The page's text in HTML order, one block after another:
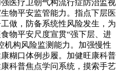
医疗卫朝气构流行症防治监视
物平安监管能力。指点下层医
做，防备系统性风险发生，为
物平安尺度宣贯“强下层、进
机构风险监测能力。加强慢性
糊口体例步履。加健旺康科普
科普焦点学问系统，摸索手艺